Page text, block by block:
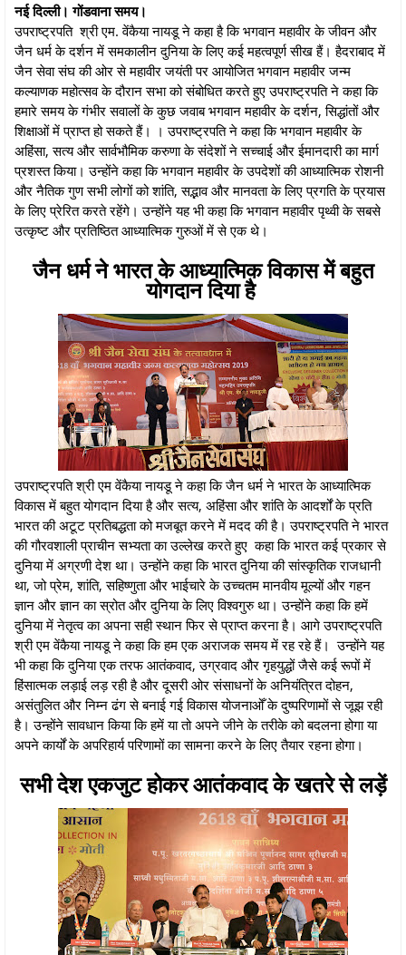
नई दिल्ली। गोंडवाना समय।
उपराष्ट्रपति श्री एम. वेंकैया नायडू ने कहा है कि भगवान महावीर के जीवन और
जैन धर्म के दर्शन में समकालीन दुनिया के लिए कई महत्वपूर्ण सीख हैं। हैदराबाद में
जैन सेवा संघ की ओर से महावीर जयंती पर आयोजित भगवान महावीर जन्म
कल्याणक महोत्सव के दौरान सभा को संबोधित करते हुए उपराष्ट्रपति ने कहा कि
हमारे समय के गंभीर सवालों के कुछ जवाब भगवान महावीर के दर्शन, सिद्धांतों और
शिक्षाओं में प्राप्त हो सकते हैं। । उपराष्ट्रपति ने कहा कि भगवान महावीर के
अहिंसा, सत्य और सार्वभौमिक करुणा के संदेशों ने सच्चाई और ईमानदारी का मार्ग
प्रशस्त किया। उन्होंने कहा कि भगवान महावीर के उपदेशों की आध्यात्मिक रोशनी
और नैतिक गुण सभी लोगों को शांति, सद्भाव और मानवता के लिए प्रगति के प्रयास
के लिए प्रेरित करते रहेंगे। उन्होंने यह भी कहा कि भगवान महावीर पृथ्वी के सबसे
उत्कृष्ट और प्रतिष्ठित आध्यात्मिक गुरुओं में से एक थे।
जैन धर्म ने भारत के आध्यात्मिक विकास में बहुत
योगदान दिया है
उपराष्ट्रपति श्री एम वेंकैया नायडू ने कहा कि जैन धर्म ने भारत के आध्यात्मिक
विकास में बहुत योगदान दिया है और सत्य, अहिंसा और शांति के आदर्शों के प्रति
भारत की अटूट प्रतिबद्धता को मजबूत करने में मदद की है। उपराष्ट्रपति ने भारत
की गौरवशाली प्राचीन सभ्यता का उल्लेख करते हुए कहा कि भारत कई प्रकार से
दुनिया में अग्रणी देश था। उन्होंने कहा कि भारत दुनिया की सांस्कृतिक राजधानी
था, जो प्रेम, शांति, सहिष्णुता और भाईचारे के उच्चतम मानवीय मूल्यों और गहन
ज्ञान और ज्ञान का स्रोत और दुनिया के लिए विश्वगुरु था। उन्होंने कहा कि हमें
दुनिया में नेतृत्व का अपना सही स्थान फिर से प्राप्त करना है। आगे उपराष्ट्रपति
श्री एम वेंकैया नायडू ने कहा कि हम एक अराजक समय में रह रहे हैं। उन्होंने यह
भी कहा कि दुनिया एक तरफ आतंकवाद, उग्रवाद और गृहयुद्धों जैसे कई रूपों में
हिंसात्मक लड़ाई लड़ रही है और दूसरी ओर संसाधनों के अनियंत्रित दोहन,
असंतुलित और निम्न ढंग से बनाई गई विकास योजनाओँ के दुष्परिणामों से जूझ रही
है। उन्होंने सावधान किया कि हमें या तो अपने जीने के तरीके को बदलना होगा या
अपने कार्यों के अपरिहार्य परिणामों का सामना करने के लिए तैयार रहना होगा।
सभी देश एकजुट होकर आतंकवाद के खतरे से लड़ें